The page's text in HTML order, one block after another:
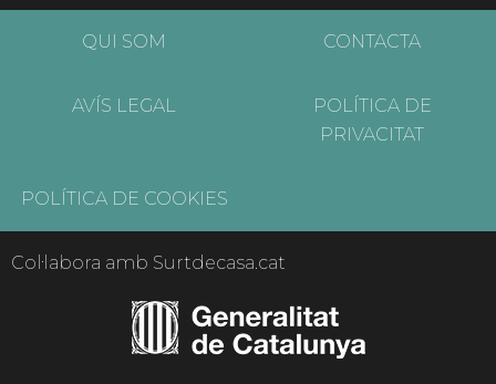
QUI SOM CONTACTA
AVÍS LEGAL
POLÍTICA DE
PRIVACITAT
POLÍTICA DE COOKIES
Col·labora amb Surtdecasa.cat